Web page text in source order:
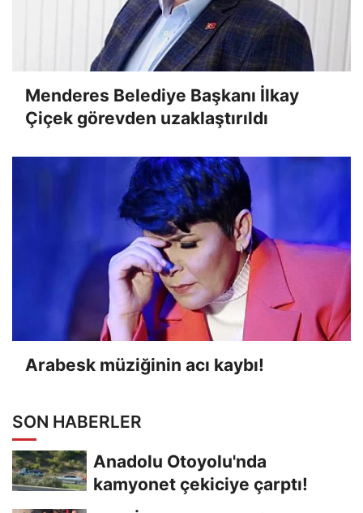
Menderes Belediye Başkanı İlkay
Çiçek görevden uzaklaştırıldı
Arabesk müziğinin acı kaybı!
SON HABERLER
Anadolu Otoyolu'nda
kamyonet çekiciye çarptı!